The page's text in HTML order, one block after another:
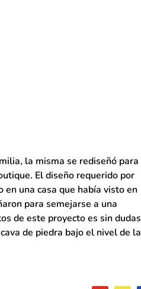
la misma se rediseñó para
El diseño requerido por
una casa que había visto en
para semejarse a una
de este proyecto es sin dudas
de piedra bajo el nivel de la